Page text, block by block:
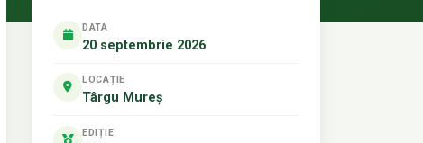
DATA
20 septembrie 2026
LOCAȚIE
Târgu Mureș
EDIȚIE